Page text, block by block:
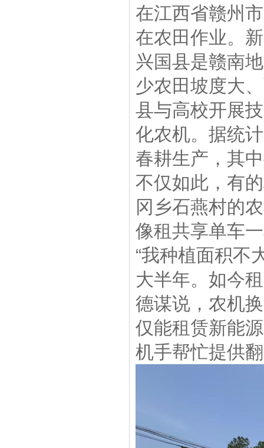
在江西省赣州
在农田作业。
兴国县是赣南
少农田坡度大
县与高校开展
化农机。据统
春耕生产，其
不仅如此，有
冈乡石燕村的
像租共享单车
“我种植面积不
大半年。如今
德谋说，农机
仅能租赁新能
机手帮忙提供